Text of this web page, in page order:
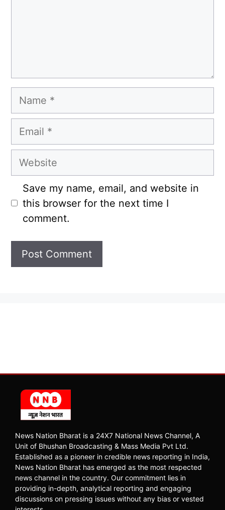
Name
Email
Website
Save my name, email, and website in
this browser for the next time I
comment.
News Nation Bharat is a 24X7 National News Channel, A
Unit of Bhushan Broadcasting & Mass Media Pvt Ltd.
Established as a pioneer in credible news reporting in India,
News Nation Bharat has emerged as the most respected
news channel in the country. Our commitment lies in
providing in-depth, analytical reporting and engaging
discussions on pressing issues without any bias or vested